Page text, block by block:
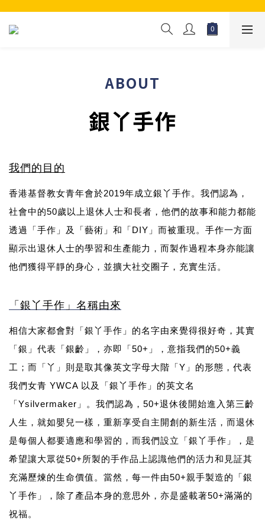
ABOUT
銀丫手作
我們的目的
香港基督教女青年會於2019年成立銀丫手作。我們認為，
社會中的50歲以上退休人士和長者，他們的故事和能力都能
透過「手作」及「藝術」和「DIY」而被重現。手作一方面
顯示出退休人士的學習和生產能力，而製作過程本身亦能讓
他們獲得平靜的身心，並擴大社交圈子，充實生活。
「銀丫手作 」 名稱由來
相信大家都會對「銀丫手作」的名字由來覺得很好奇，其實
「銀」代表「銀齡」，亦即「50+」，意指我們的50+義
工；而「丫」則是取其像英文字母大階「Y」的形態，代表
我們女青 YWCA 以及「銀丫手作」的英文名
「Ysilvermaker」。我們認為，50+退休後開始進入第三齡
人生，就如嬰兒一樣，重新享受自主開創的新生活，而退休
是每個人都要適應和學習的，而我們設立「銀丫手作」，是
希望讓大眾從50+所製的手作品上認識他們的活力和見証其
充滿歷煉的生命價值。當然，每一件由50+親手製造的「銀
丫手作」，除了產品本身的意思外，亦是盛載著50+滿滿的
祝福。